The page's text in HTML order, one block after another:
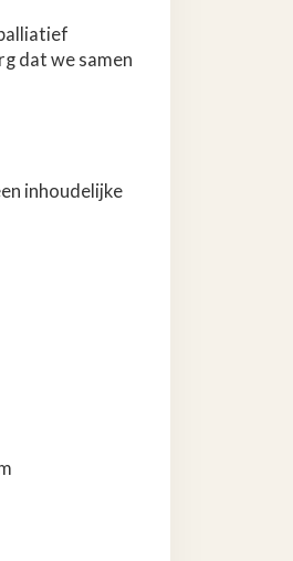
dat we samen
inhoudelijke